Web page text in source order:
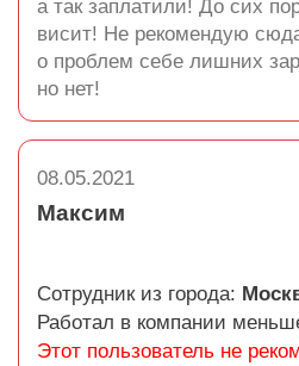
а так заплатили! До сих
висит! Не рекомендую
о проблем себе лишних
но нет!
08.05.2021
Максим
Сотрудник из города:
Работал в компании
Этот пользователь не